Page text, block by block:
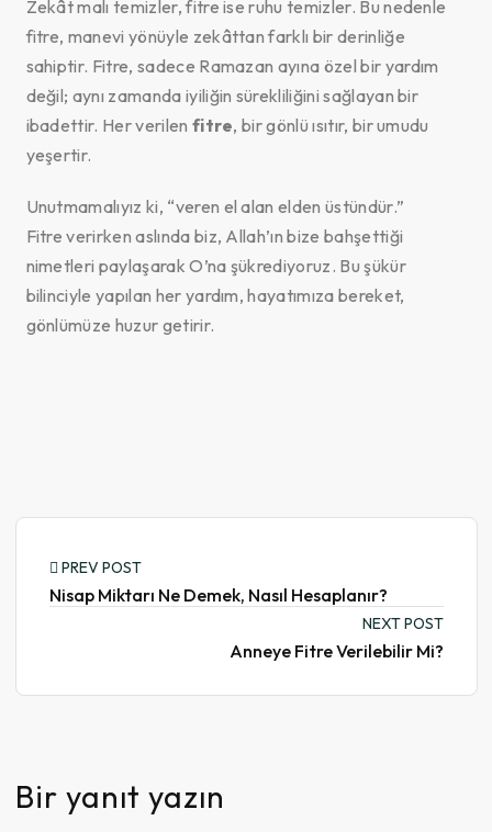
Zekât malı temizler, fitre ise ruhu temizler. Bu nedenle
fitre, manevi yönüyle zekâttan farklı bir derinliğe
sahiptir. Fitre, sadece Ramazan ayına özel bir yardım
değil; aynı zamanda iyiliğin sürekliliğini sağlayan bir
ibadettir. Her verilen fitre, bir gönlü ısıtır, bir umudu
yeşertir.
Unutmamalıyız ki, “veren el alan elden üstündür.”
Fitre verirken aslında biz, Allah’ın bize bahşettiği
nimetleri paylaşarak O’na şükrediyoruz. Bu şükür
bilinciyle yapılan her yardım, hayatımıza bereket,
gönlümüze huzur getirir.
PREV POST
Nisap Miktarı Ne Demek, Nasıl Hesaplanır?
NEXT POST
Anneye Fitre Verilebilir Mi?
Bir yanıt yazın